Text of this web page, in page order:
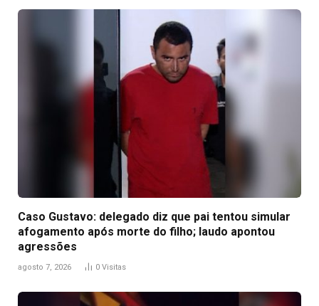
Caso Gustavo: delegado diz que pai tentou simular
afogamento após morte do filho; laudo apontou
agressões
agosto 7, 2026 0 Visitas